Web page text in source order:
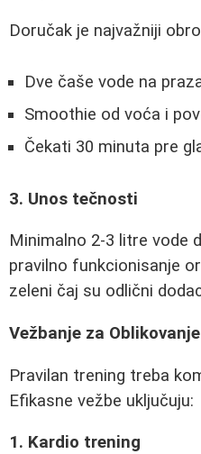
Doručak je najvažniji
Dve čaše vode na
Smoothie od voća i
Čekati 30 minuta pre
3. Unos tečnosti
Minimalno 2-3 litre vode
pravilno funkcionisanje
zeleni čaj su odlični
Vežbanje za
Pravilan trening treba
Efikasne vežbe uključuju:
1. Kardio trening